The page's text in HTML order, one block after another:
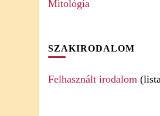
Mitológia
SZAKIRODALOM
Felhasznált irodalom